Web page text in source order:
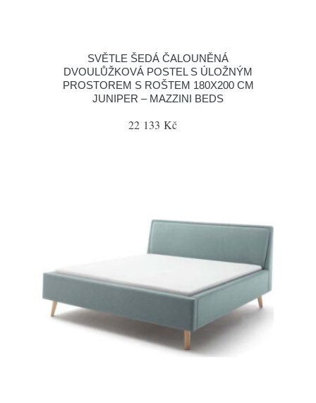
SVĚTLE ŠEDÁ ČALOUNĚNÁ
DVOULŮŽKOVÁ POSTEL S ÚLOŽNÝM
PROSTOREM S ROŠTEM 180X200 CM
JUNIPER – MAZZINI BEDS
22 133 Kč